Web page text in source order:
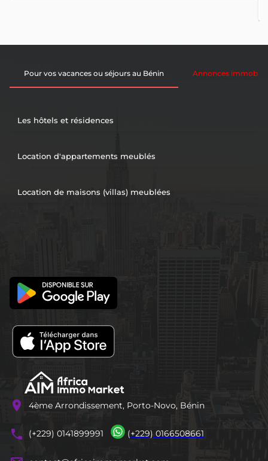
Pour vos vacances ou séjours au Bénin Annonces
Les hôtels et résidences
Location d'appartements meublés
Location de maisons (villas) meublées
location_on 4ème Arrondissement, Porto-Novo, Bénin
phones(+229) 0141899991 (+229) 0166508661